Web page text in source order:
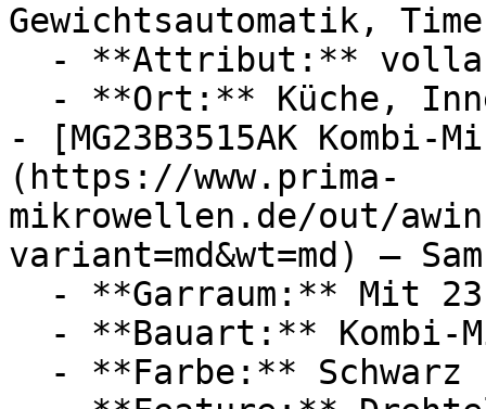
Gewichtsautomatik,
- [MG23B3515AK
(https://www.prima-
mikrowellen.de/out/
variant=md&wt=md) —